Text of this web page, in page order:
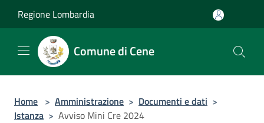
Regione Lombardia
Comune di Cene
Home > Amministrazione > Documenti e dati >
Istanza > Avviso Mini Cre 2024